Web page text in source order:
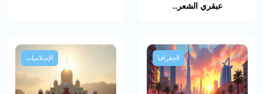
عبقري الشعر..
الجغرافيا الإسلاميات